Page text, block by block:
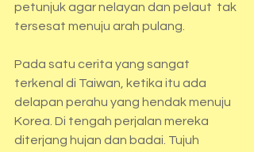
petunjuk agar nelayan dan pelaut  tak
tersesat menuju arah pulang.
Pada satu cerita yang sangat
terkenal di Taiwan, ketika itu ada
delapan perahu yang hendak menuju
Korea. Di tengah perjalan mereka
diterjang hujan dan badai. Tujuh